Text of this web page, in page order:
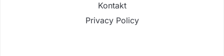
Kontakt
Privacy Policy